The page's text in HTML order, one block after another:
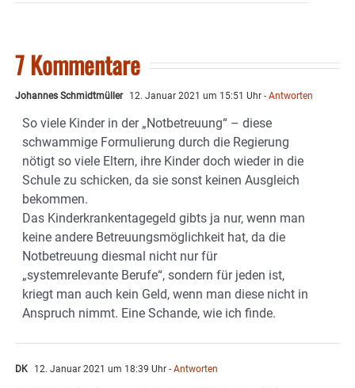
7 Kommentare
Johannes Schmidtmüller 12. Januar 2021 um 15:51 Uhr - Antworten
So viele Kinder in der „Notbetreuung“ – diese
schwammige Formulierung durch die Regierung
nötigt so viele Eltern, ihre Kinder doch wieder in die
Schule zu schicken, da sie sonst keinen Ausgleich
bekommen.
Das Kinderkrankentagegeld gibts ja nur, wenn man
keine andere Betreuungsmöglichkeit hat, da die
Notbetreuung diesmal nicht nur für
„systemrelevante Berufe“, sondern für jeden ist,
kriegt man auch kein Geld, wenn man diese nicht in
Anspruch nimmt. Eine Schande, wie ich finde.
DK 12. Januar 2021 um 18:39 Uhr - Antworten